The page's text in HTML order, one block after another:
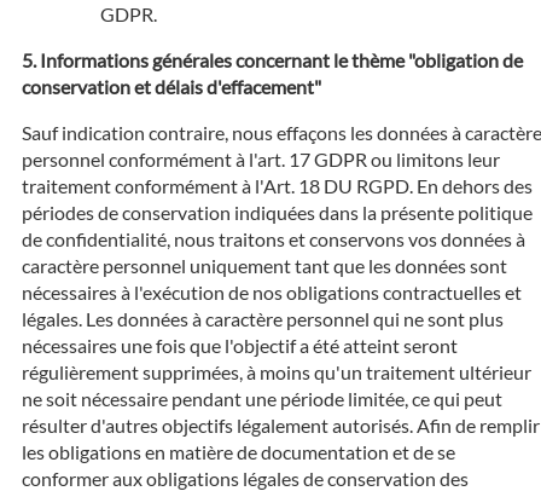
GDPR.
Informations générales concernant le thème "obligation de
conservation et délais d'effacement"
Sauf indication contraire, nous effaçons les données à caractère
personnel conformément à l'art. 17 GDPR ou limitons leur
traitement conformément à l'Art. 18 DU RGPD. En dehors des
périodes de conservation indiquées dans la présente politique
de confidentialité, nous traitons et conservons vos données à
caractère personnel uniquement tant que les données sont
nécessaires à l'exécution de nos obligations contractuelles et
légales. Les données à caractère personnel qui ne sont plus
nécessaires une fois que l'objectif a été atteint seront
régulièrement supprimées, à moins qu'un traitement ultérieur
ne soit nécessaire pendant une période limitée, ce qui peut
résulter d'autres objectifs légalement autorisés. Afin de remplir
les obligations en matière de documentation et de se
conformer aux obligations légales de conservation des